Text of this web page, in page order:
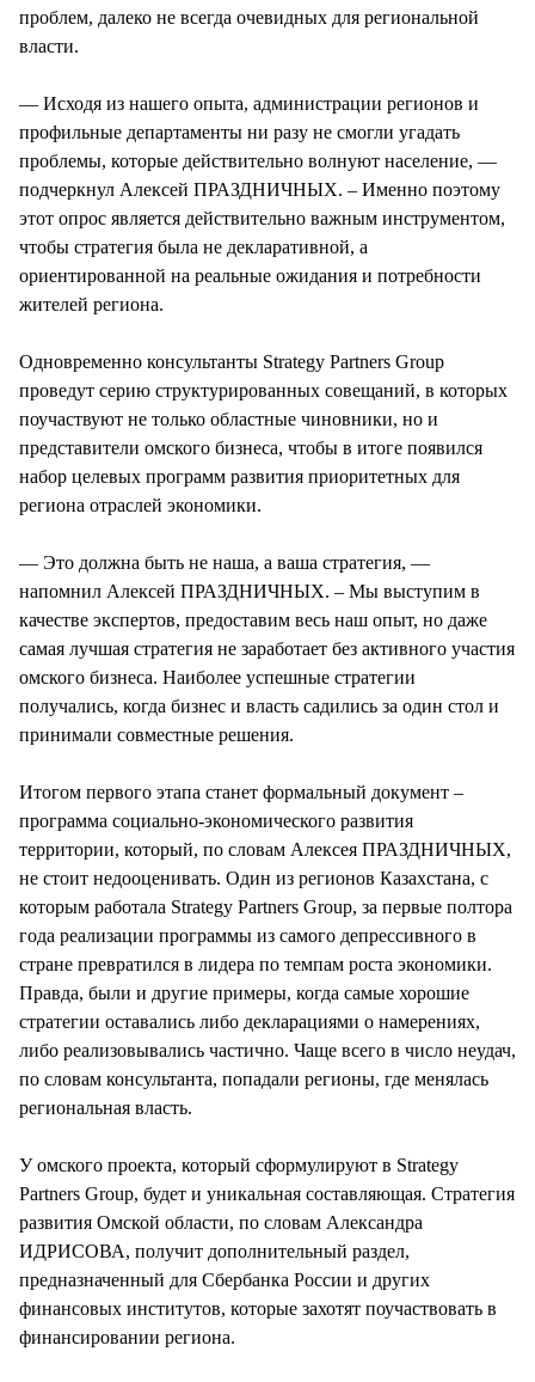
проблем, далеко не всегда очевидных для региональной
власти.
— Исходя из нашего опыта, администрации регионов и
профильные департаменты ни разу не смогли угадать
проблемы, которые действительно волнуют население, —
подчеркнул Алексей ПРАЗДНИЧНЫХ. – Именно поэтому
этот опрос является действительно важным инструментом,
чтобы стратегия была не декларативной, а
ориентированной на реальные ожидания и потребности
жителей региона.
Одновременно консультанты Strategy Partners Group
проведут серию структурированных совещаний, в которых
поучаствуют не только областные чиновники, но и
представители омского бизнеса, чтобы в итоге появился
набор целевых программ развития приоритетных для
региона отраслей экономики.
— Это должна быть не наша, а ваша стратегия, —
напомнил Алексей ПРАЗДНИЧНЫХ. – Мы выступим в
качестве экспертов, предоставим весь наш опыт, но даже
самая лучшая стратегия не заработает без активного участия
омского бизнеса. Наиболее успешные стратегии
получались, когда бизнес и власть садились за один стол и
принимали совместные решения.
Итогом первого этапа станет формальный документ –
программа социально-экономического развития
территории, который, по словам Алексея ПРАЗДНИЧНЫХ,
не стоит недооценивать. Один из регионов Казахстана, с
которым работала Strategy Partners Group, за первые полтора
года реализации программы из самого депрессивного в
стране превратился в лидера по темпам роста экономики.
Правда, были и другие примеры, когда самые хорошие
стратегии оставались либо декларациями о намерениях,
либо реализовывались частично. Чаще всего в число неудач,
по словам консультанта, попадали регионы, где менялась
региональная власть.
У омского проекта, который сформулируют в Strategy
Partners Group, будет и уникальная составляющая. Стратегия
развития Омской области, по словам Александра
ИДРИСОВА, получит дополнительный раздел,
предназначенный для Сбербанка России и других
финансовых институтов, которые захотят поучаствовать в
финансировании региона.